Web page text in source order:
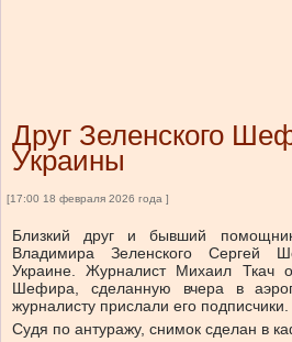
Друг Зеленского
Украины
[17:00 18 февраля 2026 года ]
Близкий друг и бывший
Владимира Зеленского Сергей
Украине. Журналист Михаил Ткач
Шефира, сделанную вчера в
журналисту прислали его подписчики.
Судя по антуражу, снимок сделан в